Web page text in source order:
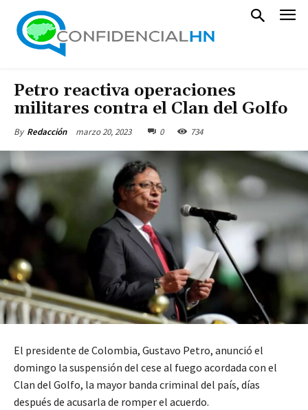
Petro reactiva operaciones
militares contra el Clan del Golfo
By Redacción marzo 20, 2023 0 734
El presidente de Colombia, Gustavo Petro, anunció el
domingo la suspensión del cese al fuego acordada con el
Clan del Golfo, la mayor banda criminal del país, días
después de acusarla de romper el acuerdo.